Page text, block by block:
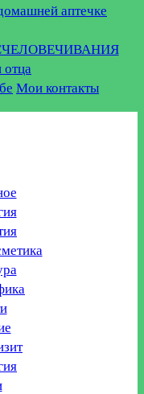
аптечке
отца
Мои контакты